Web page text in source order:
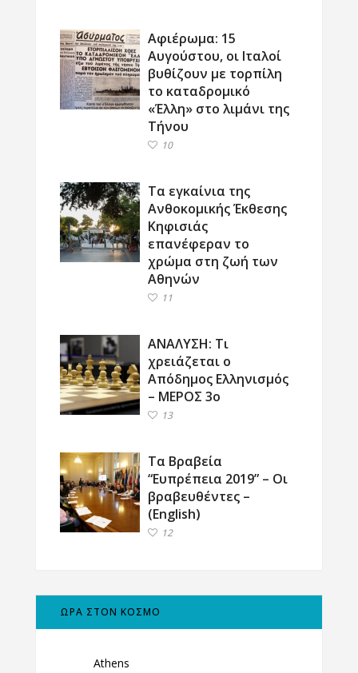
Αφιέρωμα: 15
Αυγούστου, οι Ιταλοί
βυθίζουν με τορπίλη
το καταδρομικό
«Έλλη» στο λιμάνι της
Τήνου
10
Τα εγκαίνια της
Ανθοκομικής Έκθεσης
Κηφισιάς
επανέφεραν το
χρώμα στη ζωή των
Αθηνών
11
ΑΝΑΛΥΣΗ: Τι
χρειάζεται ο
Απόδημος Ελληνισμός
– ΜΕΡΟΣ 3ο
13
Τα Βραβεία
“Ευπρέπεια 2019” – Οι
βραβευθέντες –
(English)
12
ΩΡΑ ΣΤΟΝ ΚΟΣΜΟ
Athens